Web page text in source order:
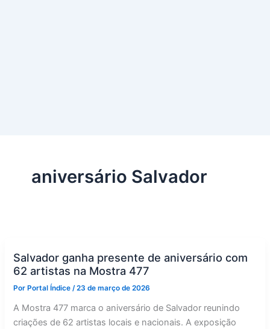
aniversário Salvador
Salvador ganha presente de aniversário com
62 artistas na Mostra 477
Por Portal Índice/23 de março de 2026
A Mostra 477 marca o aniversário de Salvador reunindo
criações de 62 artistas locais e nacionais. A exposição